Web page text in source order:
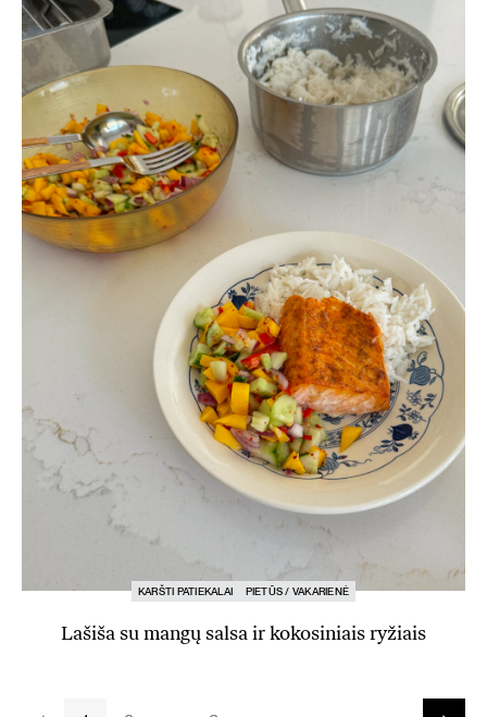
KARŠTI PATIEKALAI PIETŪS / VAKARIENĖ
Lašiša su mangų salsa ir kokosiniais ryžiais